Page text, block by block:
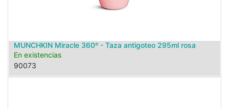
MUNCHKIN Miracle 360º - Taza antigoteo 295ml rosa
En existencias
90073